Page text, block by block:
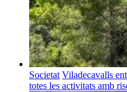
Societat Viladecavalls
totes les activitats amb